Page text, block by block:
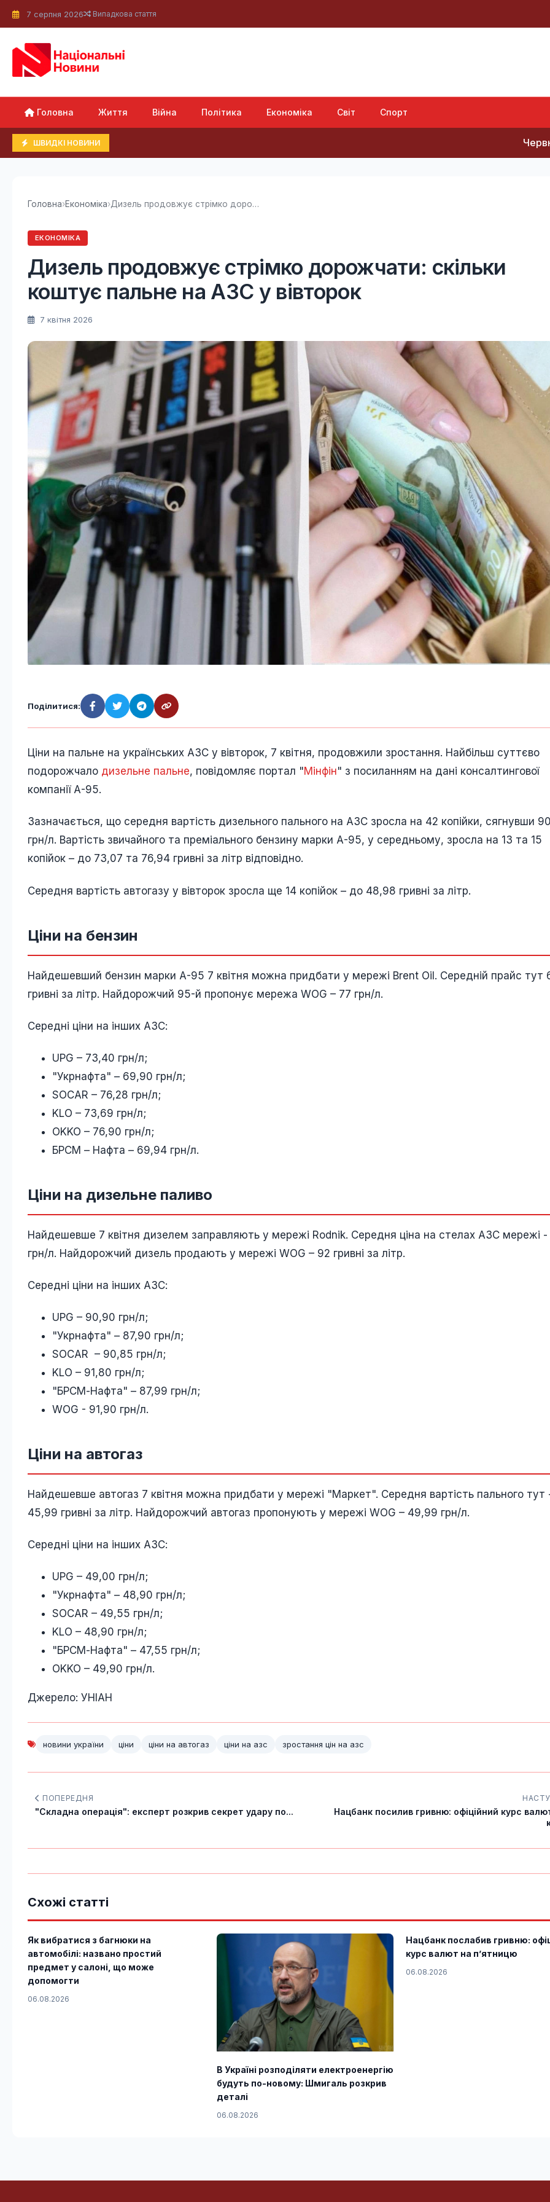
7 серпня 2026 Випадкова стаття
Головна Життя Війна Політика Економіка Світ Спорт
ШВИДКІ НОВИНИ Червневий
Головна›Економіка› Дизель продовжує стрімко дорожчати: скільки...
ЕКОНОМІКА
Дизель продовжує стрімко дорожчати: скільки
коштує пальне на АЗС у вівторок
7 квітня 2026
Поділитися:
Ціни на пальне на українських АЗС у вівторок, 7 квітня, продовжили зростання. Найбільш суттєво
подорожчало дизельне пальне, повідомляє портал "Мінфін" з посиланням на дані консалтингової
компанії А-95.
Зазначається, що середня вартість дизельного пального на АЗС зросла на 42 копійки, сягнувши
грн/л. Вартість звичайного та преміального бензину марки А-95, у середньому, зросла на 13 та 15
копійок – до 73,07 та 76,94 гривні за літр відповідно.
Середня вартість автогазу у вівторок зросла ще 14 копійок – до 48,98 гривні за літр.
Ціни на бензин
Найдешевший бензин марки А-95 7 квітня можна придбати у мережі Brent Oil. Середній прайс тут
гривні за літр. Найдорожчий 95-й пропонує мережа WOG – 77 грн/л.
Середні ціни на інших АЗС:
UPG – 73,40 грн/л;
"Укрнафта" – 69,90 грн/л;
SOCAR – 76,28 грн/л;
KLO – 73,69 грн/л;
OKKO – 76,90 грн/л;
БРСМ – Нафта – 69,94 грн/л.
Ціни на дизельне паливо
Найдешевше 7 квітня дизелем заправляють у мережі Rodnik. Середня ціна на стелах АЗС мережі
грн/л. Найдорожчий дизель продають у мережі WOG – 92 гривні за літр.
Середні ціни на інших АЗС:
UPG – 90,90 грн/л;
"Укрнафта" – 87,90 грн/л;
SOCAR – 90,85 грн/л;
KLO – 91,80 грн/л;
"БРСМ-Нафта" – 87,99 грн/л;
WOG - 91,90 грн/л.
Ціни на автогаз
Найдешевше автогаз 7 квітня можна придбати у мережі "Маркет". Середня вартість пального тут
45,99 гривні за літр. Найдорожчий автогаз пропонують у мережі WOG – 49,99 грн/л.
Середні ціни на інших АЗС:
UPG – 49,00 грн/л;
"Укрнафта" – 48,90 грн/л;
SOCAR – 49,55 грн/л;
KLO – 48,90 грн/л;
"БРСМ-Нафта" – 47,55 грн/л;
ОKKO – 49,90 грн/л.
Джерело: УНІАН
новини україни ціни ціни на автогаз ціни на азс зростання цін на азс
ПОПЕРЕДНЯ
"Складна операція": експерт розкрив секрет удару по...
Нацбанк посилив гривню: офіційний курс
Схожі статті
Як вибратися з багнюки на
автомобілі: названо простий
предмет у салоні, що може
допомогти
06.08.2026
В Україні розподіляти електроенергію
будуть по-новому: Шмигаль розкрив
деталі
06.08.2026
Нацбанк послабив гривню:
курс валют на п’ятницю
06.08.2026